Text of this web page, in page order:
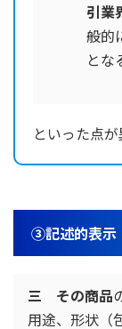
引業
般的
とな
といった点
③記述的表示
三 その商品
用途、形状（